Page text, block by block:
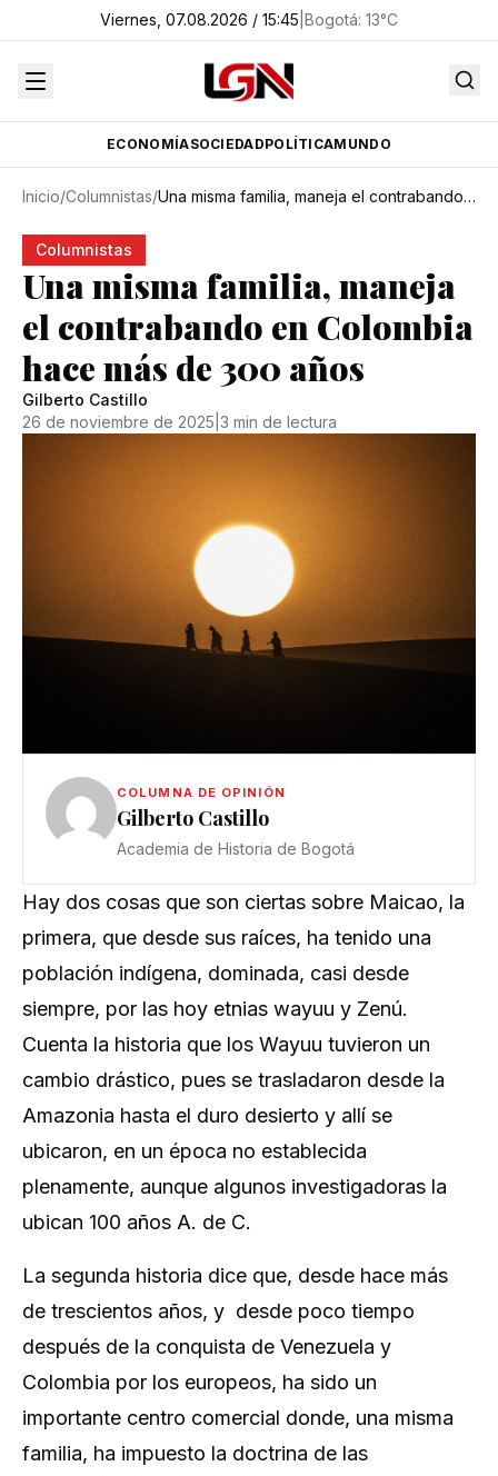
Viernes, 07.08.2026 / 15:45 Bogotá: 13°C
ECONOMÍASOCIEDADPOLÍTICAMUNDO
Inicio/Columnistas/ Una misma familia, maneja el contrabando en Colombia hace más de 300 años
Columnistas
Una misma familia, maneja
el contrabando en Colombia
hace más de 300 años
Gilberto Castillo
26 de noviembre de 2025 3 min de lectura
COLUMNA DE OPINIÓN
Gilberto Castillo
Academia de Historia de Bogotá
Hay dos cosas que son ciertas sobre Maicao, la
primera, que desde sus raíces, ha tenido una
población indígena, dominada, casi desde
siempre, por las hoy etnias wayuu y Zenú.
Cuenta la historia que los Wayuu tuvieron un
cambio drástico, pues se trasladaron desde la
Amazonia hasta el duro desierto y allí se
ubicaron, en un época no establecida
plenamente, aunque algunos investigadoras la
ubican 100 años A. de C.
La segunda historia dice que, desde hace más
de trescientos años, y desde poco tiempo
después de la conquista de Venezuela y
Colombia por los europeos, ha sido un
importante centro comercial donde, una misma
familia, ha impuesto la doctrina de las